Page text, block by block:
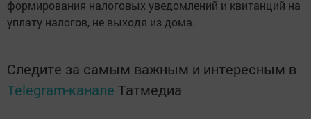
формирования налоговых уведомлений и квитанций на
уплату налогов, не выходя из дома.
Следите за самым важным и интересным в
Telegram-канале Татмедиа